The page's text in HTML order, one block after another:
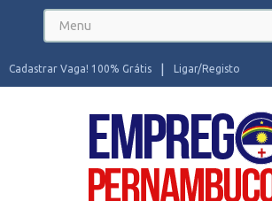
Ligar/Registo
Cadastrar Vaga! 100% Grátis